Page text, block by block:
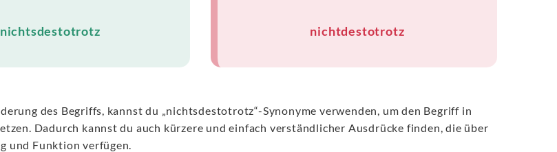
nichtsdestotrotz nichtdestotrotz
des Begriffs, kannst du „nichtsdestotrotz“-Synonyme verwenden, um den Begriff in
Dadurch kannst du auch kürzere und einfach verständlicher Ausdrücke finden, die über
und Funktion verfügen.